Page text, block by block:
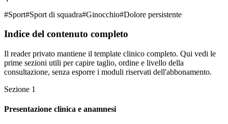
#Sport#Sport di squadra#Ginocchio#Dolore persistente
Indice del contenuto completo
Il reader privato mantiene il template clinico completo. Qui vedi le
prime sezioni utili per capire taglio, ordine e livello della
consultazione, senza esporre i moduli riservati dell'abbonamento.
Sezione 1
Presentazione clinica e anamnesi